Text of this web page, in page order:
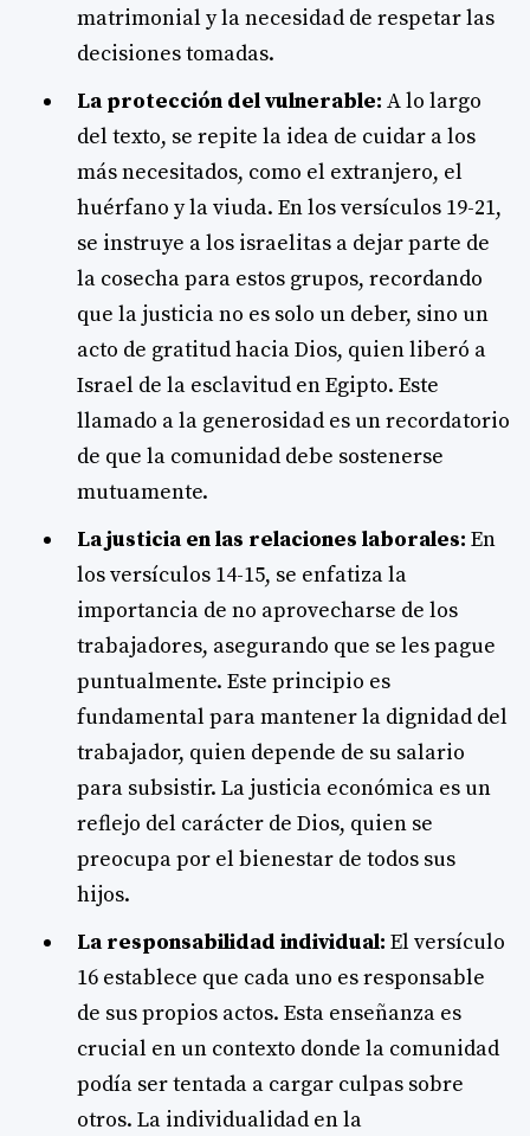
matrimonial y la necesidad de respetar las
decisiones tomadas.
La protección del vulnerable: A lo largo
del texto, se repite la idea de cuidar a los
más necesitados, como el extranjero, el
huérfano y la viuda. En los versículos 19-21,
se instruye a los israelitas a dejar parte de
la cosecha para estos grupos, recordando
que la justicia no es solo un deber, sino un
acto de gratitud hacia Dios, quien liberó a
Israel de la esclavitud en Egipto. Este
llamado a la generosidad es un recordatorio
de que la comunidad debe sostenerse
mutuamente.
La justicia en las relaciones laborales: En
los versículos 14-15, se enfatiza la
importancia de no aprovecharse de los
trabajadores, asegurando que se les pague
puntualmente. Este principio es
fundamental para mantener la dignidad del
trabajador, quien depende de su salario
para subsistir. La justicia económica es un
reflejo del carácter de Dios, quien se
preocupa por el bienestar de todos sus
hijos.
La responsabilidad individual: El versículo
16 establece que cada uno es responsable
de sus propios actos. Esta enseñanza es
crucial en un contexto donde la comunidad
podía ser tentada a cargar culpas sobre
otros. La individualidad en la